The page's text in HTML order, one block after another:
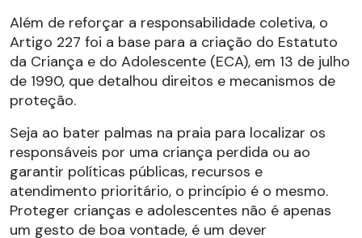
Além de reforçar a responsabilidade coletiva, o
Artigo 227 foi a base para a criação do Estatuto
da Criança e do Adolescente (ECA), em 13 de julho
de 1990, que detalhou direitos e mecanismos de
proteção.
Seja ao bater palmas na praia para localizar os
responsáveis por uma criança perdida ou ao
garantir políticas públicas, recursos e
atendimento prioritário, o princípio é o mesmo.
Proteger crianças e adolescentes não é apenas
um gesto de boa vontade, é um dever